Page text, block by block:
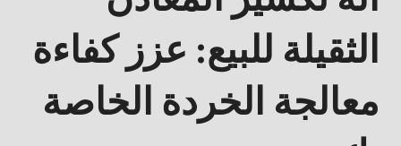
الثقيلة للبيع: عزز كفاءة
معالجة الخردة الخاصة